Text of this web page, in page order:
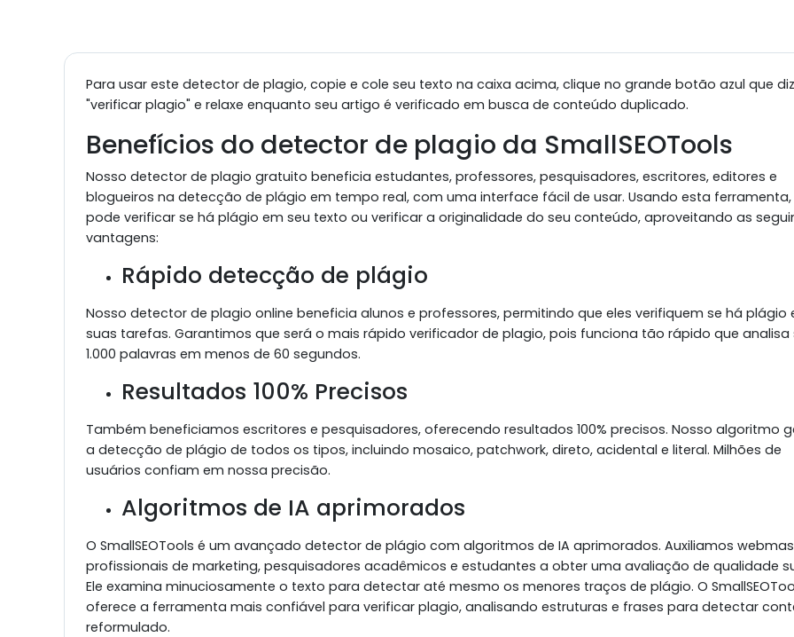
Para usar este detector de plagio, copie e cole seu texto na caixa acima, clique no grande botão azul que diz
"verificar plagio" e relaxe enquanto seu artigo é verificado em busca de conteúdo duplicado.
Benefícios do detector de plagio da SmallSEOTools
Nosso detector de plagio gratuito beneficia estudantes, professores, pesquisadores, escritores, editores e
blogueiros na detecção de plágio em tempo real, com uma interface fácil de usar. Usando esta ferramenta,
pode verificar se há plágio em seu texto ou verificar a originalidade do seu conteúdo, aproveitando as
vantagens:
Rápido detecção de plágio
Nosso detector de plagio online beneficia alunos e professores, permitindo que eles verifiquem se há plágio
suas tarefas. Garantimos que será o mais rápido verificador de plagio, pois funciona tão rápido que analisa
1.000 palavras em menos de 60 segundos.
Resultados 100% Precisos
Também beneficiamos escritores e pesquisadores, oferecendo resultados 100% precisos. Nosso algoritmo
a detecção de plágio de todos os tipos, incluindo mosaico, patchwork, direto, acidental e literal. Milhões de
usuários confiam em nossa precisão.
Algoritmos de IA aprimorados
O SmallSEOTools é um avançado detector de plágio com algoritmos de IA aprimorados. Auxiliamos
profissionais de marketing, pesquisadores acadêmicos e estudantes a obter uma avaliação de qualidade
Ele examina minuciosamente o texto para detectar até mesmo os menores traços de plágio. O
oferece a ferramenta mais confiável para verificar plagio, analisando estruturas e frases para detectar
reformulado.